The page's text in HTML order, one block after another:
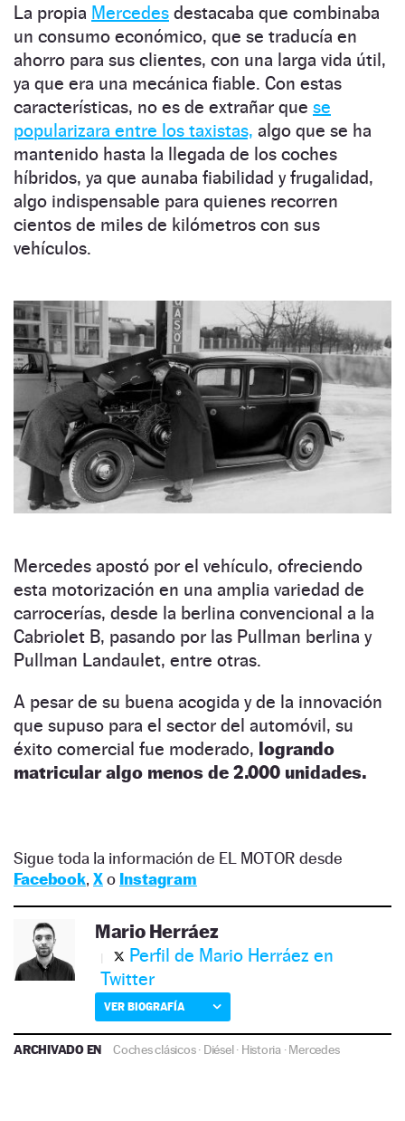
La propia Mercedes destacaba que combinaba
un consumo económico, que se traducía en
ahorro para sus clientes, con una larga vida útil,
ya que era una mecánica fiable. Con estas
características, no es de extrañar que se
popularizara entre los taxistas, algo que se ha
mantenido hasta la llegada de los coches
híbridos, ya que aunaba fiabilidad y frugalidad,
algo indispensable para quienes recorren
cientos de miles de kilómetros con sus
vehículos.
Mercedes apostó por el vehículo, ofreciendo
esta motorización en una amplia variedad de
carrocerías, desde la berlina convencional a la
Cabriolet B, pasando por las Pullman berlina y
Pullman Landaulet, entre otras.
A pesar de su buena acogida y de la innovación
que supuso para el sector del automóvil, su
éxito comercial fue moderado, logrando
matricular algo menos de 2.000 unidades.
Sigue toda la información de EL MOTOR desde
Facebook, Xo Instagram
Mario Herráez
Perfil de Mario Herráez en
Twitter
VER BIOGRAFÍA
ARCHIVADO EN Coches clásicos· Diésel· Historia ·Mercedes